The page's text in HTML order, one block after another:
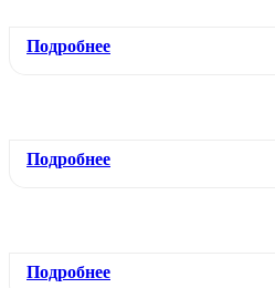
Подробнее
Подробнее
Подробнее